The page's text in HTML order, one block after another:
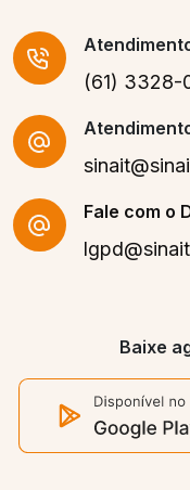
(61) 3328-
Fale com o
Baixe